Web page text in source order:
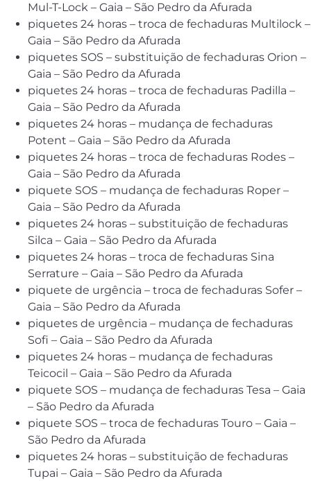
Mul-T-Lock – Gaia – São Pedro da Afurada
piquetes 24 horas – troca de fechaduras Multilock –
Gaia – São Pedro da Afurada
piquetes SOS – substituição de fechaduras Orion –
Gaia – São Pedro da Afurada
piquetes 24 horas – troca de fechaduras Padilla –
Gaia – São Pedro da Afurada
piquetes 24 horas – mudança de fechaduras
Potent – Gaia – São Pedro da Afurada
piquetes 24 horas – troca de fechaduras Rodes –
Gaia – São Pedro da Afurada
piquete SOS – mudança de fechaduras Roper –
Gaia – São Pedro da Afurada
piquetes 24 horas – substituição de fechaduras
Silca – Gaia – São Pedro da Afurada
piquetes 24 horas – troca de fechaduras Sina
Serrature – Gaia – São Pedro da Afurada
piquete de urgência – troca de fechaduras Sofer –
Gaia – São Pedro da Afurada
piquetes de urgência – mudança de fechaduras
Sofi – Gaia – São Pedro da Afurada
piquetes 24 horas – mudança de fechaduras
Teicocil – Gaia – São Pedro da Afurada
piquete SOS – mudança de fechaduras Tesa – Gaia
– São Pedro da Afurada
piquete SOS – troca de fechaduras Touro – Gaia –
São Pedro da Afurada
piquetes 24 horas – substituição de fechaduras
Tupai – Gaia – São Pedro da Afurada